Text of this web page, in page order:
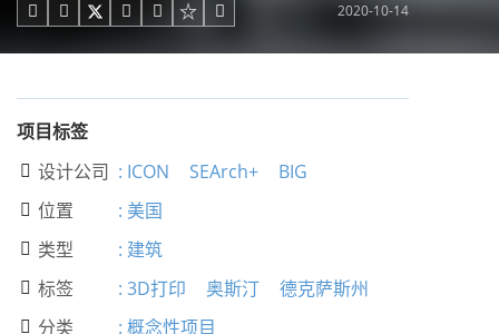
     2020-10-14
项目标签
 设计公司 : ICON SEArch+ BIG
 位置 : 美国
 类型 : 建筑
 标签 : 3D打印 奥斯汀 德克萨斯州
 分类 : 概念性项目